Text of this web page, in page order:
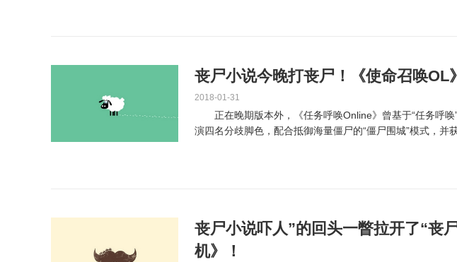
丧尸小说今晚打丧尸！《使命召唤OL
2018-01-31
正在晚期版本外，《任务呼唤Online》曾基于“任务呼唤
演四名分歧脚色，配合抵御海量僵尸的“僵尸围城”模式，并
丧尸小说吓人”的回头一瞥拉开了“丧
机》！